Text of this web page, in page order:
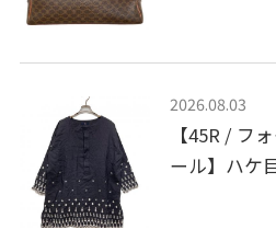
2026.08.03
【45R / フ
ール】ハケ